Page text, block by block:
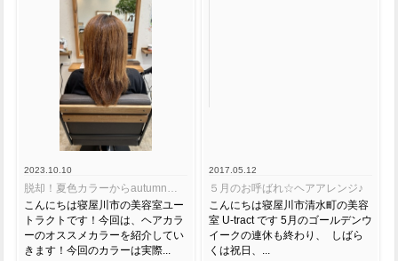
2023.10.10
脱却！夏色カラーからautumnカラーへ！！
こんにちは寝屋川市の美容室ユー
トラクトです！今回は、ヘアカラ
ーのオススメカラーを紹介してい
きます！今回のカラーは実際...
2017.05.12
５月のお呼ばれ☆ヘアアレンジ♪
こんにちは寝屋川市清水町の美容
室 U-tract です 5月のゴールデンウ
イークの連休も終わり、 しばら
くは祝日、...